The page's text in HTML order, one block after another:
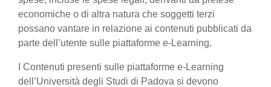
economiche o di altra natura che soggetti terzi
possano vantare in relazione ai contenuti pubblicati da
parte dell’utente sulle piattaforme e-Learning.
I Contenuti presenti sulle piattaforme e-Learning
dell’Università degli Studi di Padova si devono